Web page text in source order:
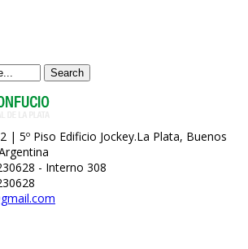
Search
| 5º Piso Edificio Jockey.La Plata, Buenos
- Interno 308